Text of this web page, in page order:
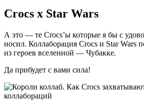
Crocs х Star Wars
А это — те Crocs’ы которые я бы с
носил. Коллаборация Crocs и Star Wars
из героев вселенной — Чубакке.
Да прибудет с вами сила!